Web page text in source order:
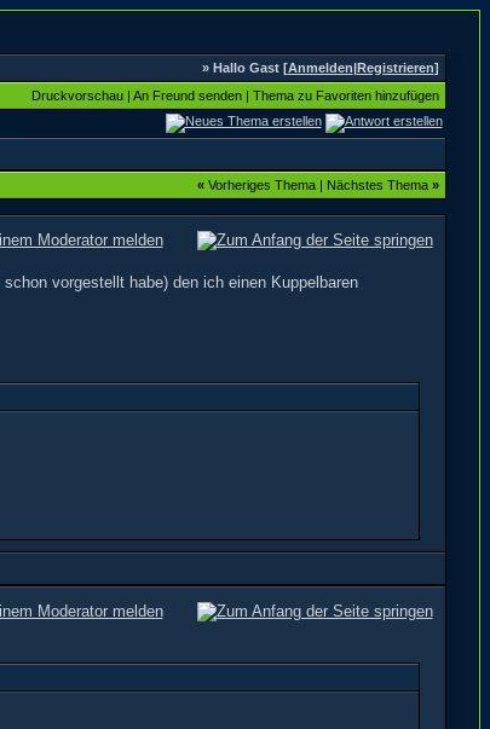
» Hallo Gast [Anmelden|Registrieren]
Druckvorschau| An Freund senden| Thema zu Favoriten hinzufügen
« Vorheriges Thema| Nächstes Thema »
vorgestellt habe) den ich einen Kuppelbaren